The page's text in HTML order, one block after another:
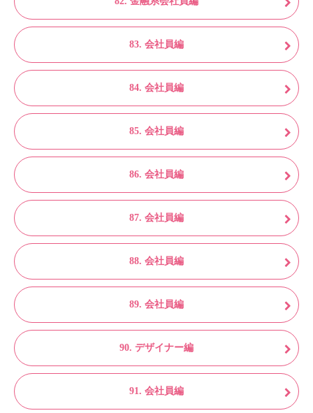
83. 会社員編
84. 会社員編
85. 会社員編
86. 会社員編
87. 会社員編
88. 会社員編
89. 会社員編
90. デザイナー編
91. 会社員編